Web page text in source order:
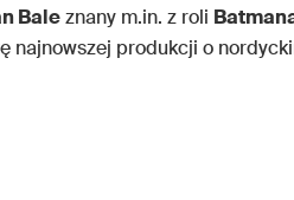
Baleznany m.in. z roli
najnowszej produkcji o